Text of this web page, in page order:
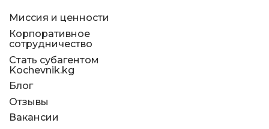
Миссия и ценности
Корпоративное
сотрудничество
Стать субагентом
Kochevnik.kg
Блог
Отзывы
Вакансии